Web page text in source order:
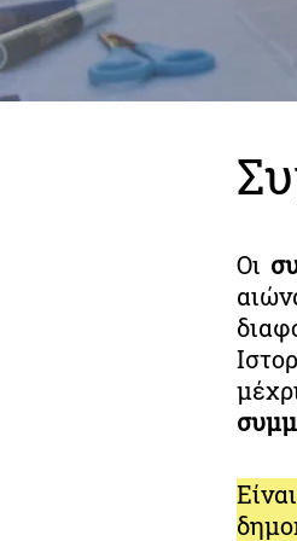
Οι